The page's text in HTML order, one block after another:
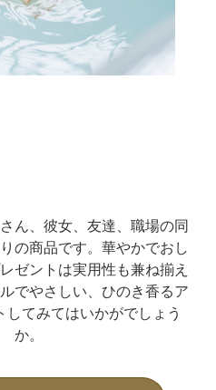
ん、彼女、友達、職場の同
の商品です。華やかでおし
ゼントは実用性も兼ね揃え
でやさしい、ひのき香るア
してみてはいかがでしょう
か。